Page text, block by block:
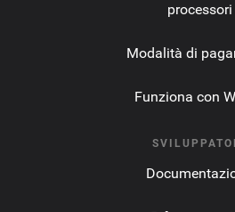
processori
Modalità di
Funziona con